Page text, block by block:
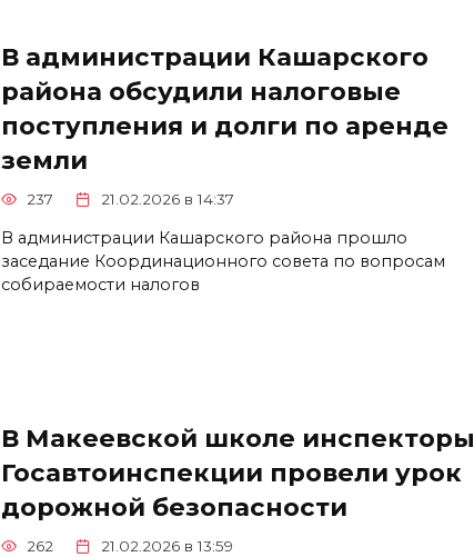
В администрации Кашарского
района обсудили налоговые
поступления и долги по аренде
земли
237 21.02.2026 в 14:37
В администрации Кашарского района прошло
заседание Координационного совета по вопросам
собираемости налогов
В Макеевской школе инспекторы
Госавтоинспекции провели урок
дорожной безопасности
262 21.02.2026 в 13:59